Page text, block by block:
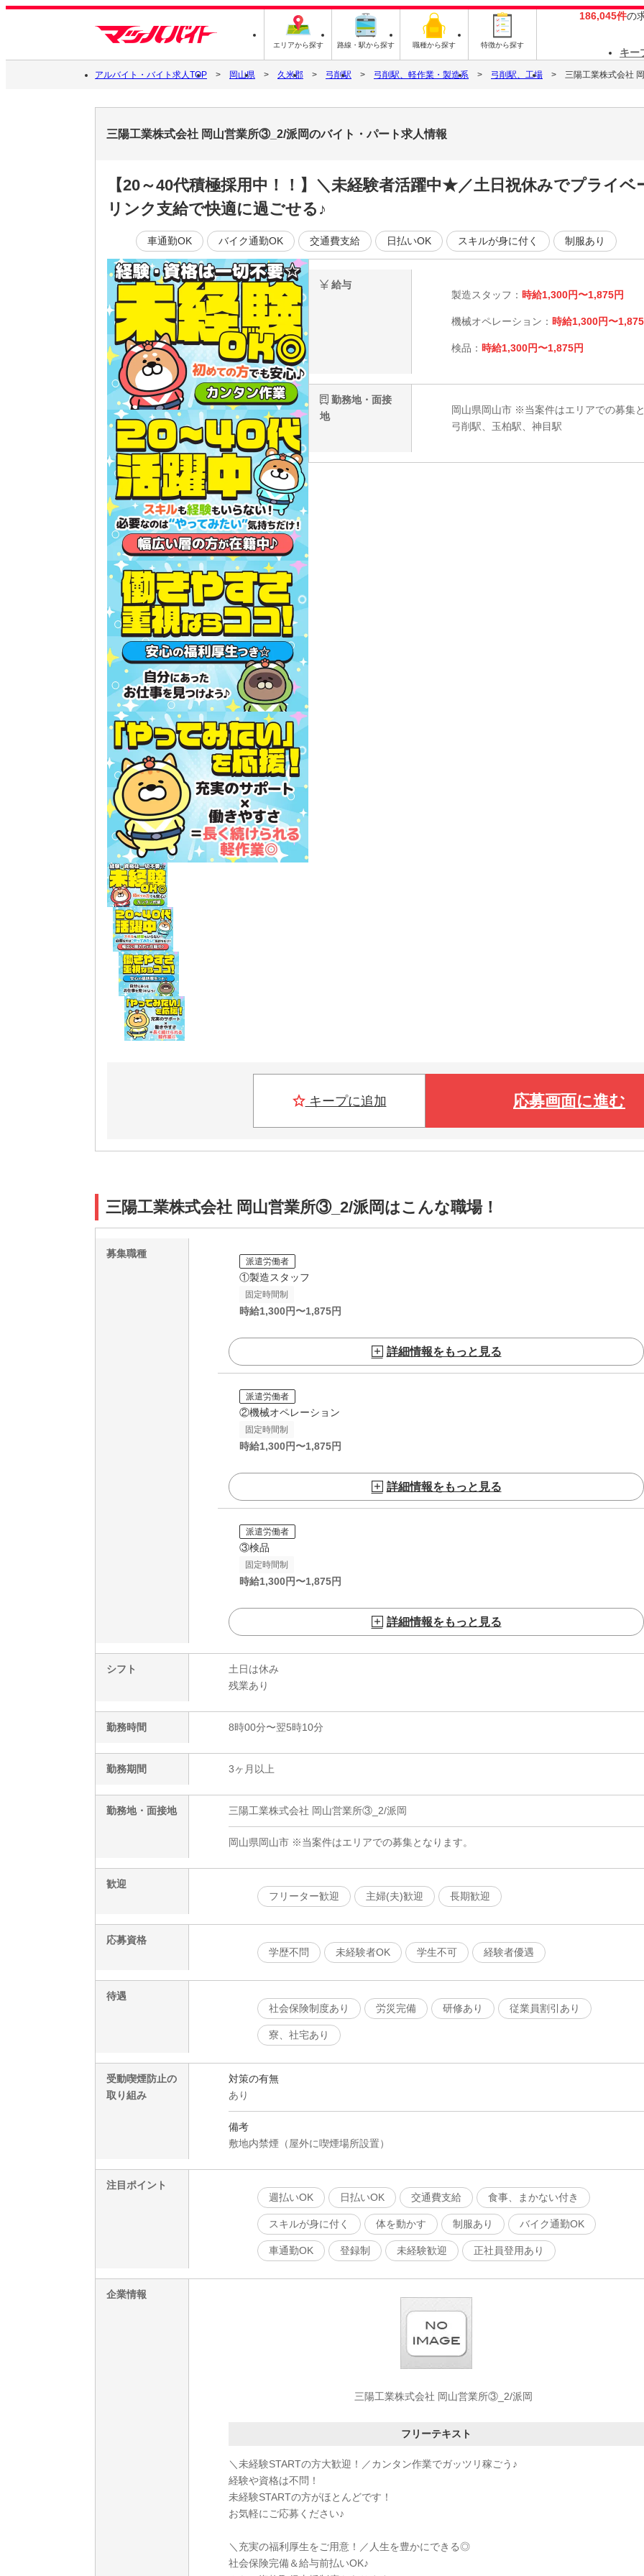
エリアから探す 路線・駅から探す 職種から探す 特徴から探す
186,045件の
キー
アルバイト・バイト求人TOP 岡山県 久米郡 弓削駅 弓削駅、軽作業・製造系 弓削駅、工場 三陽工業株式会社
三陽工業株式会社 岡山営業所③_2/派岡のバイト・パート求人情報
【20～40代積極採用中！！】＼未経験者活躍中★／土日祝休みでプライ
リンク支給で快適に過ごせる♪
車通勤OK バイク通勤OK 交通費支給 日払いOK スキルが身に付く 制服あり
給与
製造スタッフ： 時給1,300円〜1,875円
機械オペレーション： 時給1,300円〜
検品： 時給1,300円〜1,875円
勤務地・面接
地
岡山県岡山市 ※当案件はエリアでの募集と
弓削駅、玉柏駅、神目駅
キープに追加 応募画面に進む
三陽工業株式会社 岡山営業所③_2/派岡はこんな職場！
募集職種
派遣労働者
①製造スタッフ
固定時間制
時給1,300円〜1,875円
詳細情報をもっと見る
派遣労働者
②機械オペレーション
固定時間制
時給1,300円〜1,875円
詳細情報をもっと見る
派遣労働者
③検品
固定時間制
時給1,300円〜1,875円
詳細情報をもっと見る
シフト
土日は休み
残業あり
勤務時間 8時00分〜翌5時10分
勤務期間 3ヶ月以上
勤務地・面接地 三陽工業株式会社 岡山営業所③_2/派岡
岡山県岡山市 ※当案件はエリアでの募集となります。
歓迎
フリーター歓迎
主婦(夫)歓迎 長期歓迎
応募資格
学歴不問
未経験者OK 学生不可 経験者優遇
待遇
社会保険制度あり
労災完備 研修あり 従業員割引あり
寮、社宅あり
受動喫煙防止の
取り組み
対策の有無
あり
備考
敷地内禁煙（屋外に喫煙場所設置）
注目ポイント
週払いOK
日払いOK 交通費支給 食事、まかない付き
スキルが身に付く 体を動かす 制服あり バイク通勤OK
車通勤OK 登録制 未経験歓迎 正社員登用あり
企業情報
三陽工業株式会社 岡山営業所③_2/派岡
フリーテキスト
＼未経験STARTの方大歓迎！／カンタン作業でガッツリ稼ごう♪
経験や資格は不問！
未経験STARTの方がほとんどです！
お気軽にご応募ください♪
＼充実の福利厚生をご用意！／人生を豊かにできる◎
社会保険完備＆給与前払いOK♪